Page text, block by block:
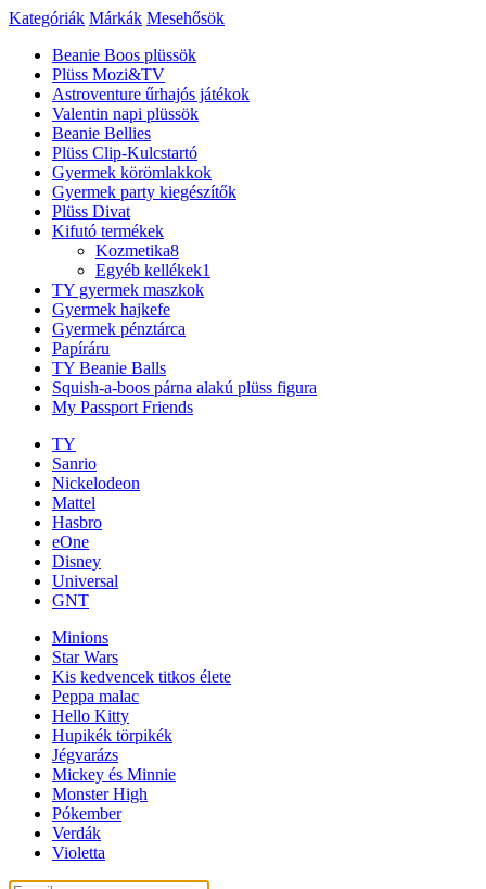
Kategóriák Márkák Mesehősök
Beanie Boos plüssök
Plüss Mozi&TV
Astroventure űrhajós játékok
Valentin napi plüssök
Beanie Bellies
Plüss Clip-Kulcstartó
Gyermek körömlakkok
Gyermek party kiegészítők
Plüss Divat
Kifutó termékek
Kozmetika8
Egyéb kellékek1
TY gyermek maszkok
Gyermek hajkefe
Gyermek pénztárca
Papíráru
TY Beanie Balls
Squish-a-boos párna alakú plüss figura
My Passport Friends
TY
Sanrio
Nickelodeon
Mattel
Hasbro
eOne
Disney
Universal
GNT
Minions
Star Wars
Kis kedvencek titkos élete
Peppa malac
Hello Kitty
Hupikék törpikék
Jégvarázs
Mickey és Minnie
Monster High
Pókember
Verdák
Violetta